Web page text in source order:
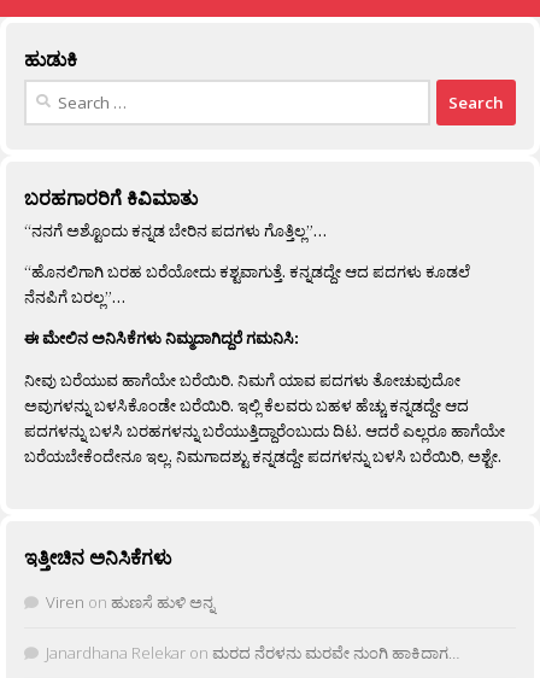
ಹುಡುಕಿ
Search
ಬರಹಗಾರರಿಗೆ ಕಿವಿಮಾತು
“ನನಗೆ ಅಶ್ಟೊಂದು ಕನ್ನಡ ಬೇರಿನ ಪದಗಳು ಗೊತ್ತಿಲ್ಲ”…
“ಹೊನಲಿಗಾಗಿ ಬರಹ ಬರೆಯೋದು ಕಶ್ಟವಾಗುತ್ತೆ. ಕನ್ನಡದ್ದೇ ಆದ ಪದಗಳು ಕೂಡಲೆ
ನೆನಪಿಗೆ ಬರಲ್ಲ”…
ಈ ಮೇಲಿನ ಅನಿಸಿಕೆಗಳು ನಿಮ್ಮದಾಗಿದ್ದರೆ ಗಮನಿಸಿ:
ನೀವು ಬರೆಯುವ ಹಾಗೆಯೇ ಬರೆಯಿರಿ. ನಿಮಗೆ ಯಾವ ಪದಗಳು ತೋಚುವುದೋ
ಅವುಗಳನ್ನು ಬಳಸಿಕೊಂಡೇ ಬರೆಯಿರಿ. ಇಲ್ಲಿ ಕೆಲವರು ಬಹಳ ಹೆಚ್ಚು ಕನ್ನಡದ್ದೇ ಆದ
ಪದಗಳನ್ನು ಬಳಸಿ ಬರಹಗಳನ್ನು ಬರೆಯುತ್ತಿದ್ದಾರೆಂಬುದು ದಿಟ. ಆದರೆ ಎಲ್ಲರೂ ಹಾಗೆಯೇ
ಬರೆಯಬೇಕೆಂದೇನೂ ಇಲ್ಲ. ನಿಮಗಾದಶ್ಟು ಕನ್ನಡದ್ದೇ ಪದಗಳನ್ನು ಬಳಸಿ ಬರೆಯಿರಿ, ಅಶ್ಟೇ.
ಇತ್ತೀಚಿನ ಅನಿಸಿಕೆಗಳು
Viren on ಹುಣಸೆ ಹುಳಿ ಅನ್ನ
Janardhana Relekar on ಮರದ ನೆರಳನು ಮರವೇ ನುಂಗಿ ಹಾಕಿದಾಗ…